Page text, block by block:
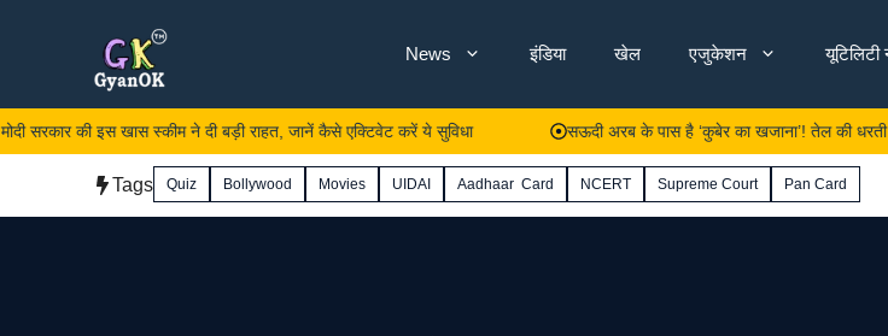
News इंडिया खेल एजुकेशन यूटिलिटी
इस खास स्कीम ने दी बड़ी राहत, जानें कैसे एक्टिवेट करें ये सुविधा सऊदी अरब के पास है ‘कुबेर का खजाना’! तेल की धरती पर कहाँ
Tags Quiz Bollywood Movies UIDAI Aadhaar Card NCERT Supreme Court Pan Card